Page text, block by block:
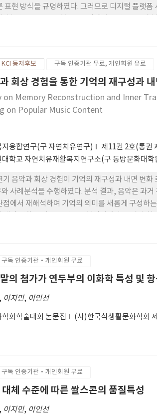
표현 방식을 규명하였다. 그러므로 디지털 플랫
재구성하였다. 분석은 근거 이론에 기반한 개방
있었다. 그래서 한 국 표본은 짧은 핵심구, 반복
형성 하는 경향을 보였다. 중국 표본은 장면 전개
된 표현 경향일 수 있다. 그러나 차트 발라드곡의
서 일정한 의의를 지 니고 있다.
KCI 등재후보 구독 인증기관 무료, 개인회원 유료
회상 경험을 통한 기억의 재구성과
on Memory Reconstruction and Inner
on Popular Music Content
융합연구(구 자연치유연구) 제11권 2호(통권
학교 자연치유재활복지연구소(구 동방문화대
기 음악과 회상 경험이 기억의 재구성과 내면 변
사례분석을 수행하였다. 분석 결과, 음악은 과
점에서 재해석하여 기억의 의미를 새롭게 구성하
구 조를 형성하였다. 본 연구는 노년기 경험을 과
구독 인증기관·개인회원 무료
의 첨가가 연두부의 이화학 특성 및
이지민, 이인선
회학술대회 논문집 (사)한국식생활문화학회
구독 인증기관·개인회원 무료
체 수준에 따른 쌀스콘의 품질특성
이지민, 이인선